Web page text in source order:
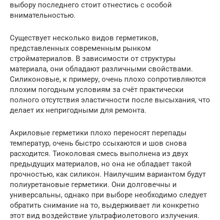
выбору последнего стоит отнестись с особой
внимательностью.
Существует несколько видов герметиков,
представленных современным рынком
стройматериалов. В зависимости от структуры
материала, они обладают различными свойствами.
Силиконовые, к примеру, очень плохо сопротивляются
плохим погодным условиям за счёт практически
полного отсутствия эластичности после высыхания, что
делает их непригодными для ремонта.
Акриловые герметики плохо переносят перепады
температур, очень быстро ссыхаются и шов снова
расходится. Тиоколовая смесь выполнена из двух
предыдущих материалов, но она не обладает такой
прочностью, как силикон. Наилучшим вариантом будут
полиуретановые герметики. Они долговечны и
универсальны, однако при выборе необходимо следует
обратить снимание на то, выдерживает ли конкретно
этот вид воздействие ультрафиолетового излучения.